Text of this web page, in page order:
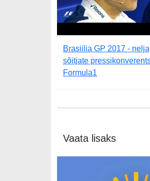
Brasiilia GP 2017 -
sõitjate
Formula1
Vaata lisaks